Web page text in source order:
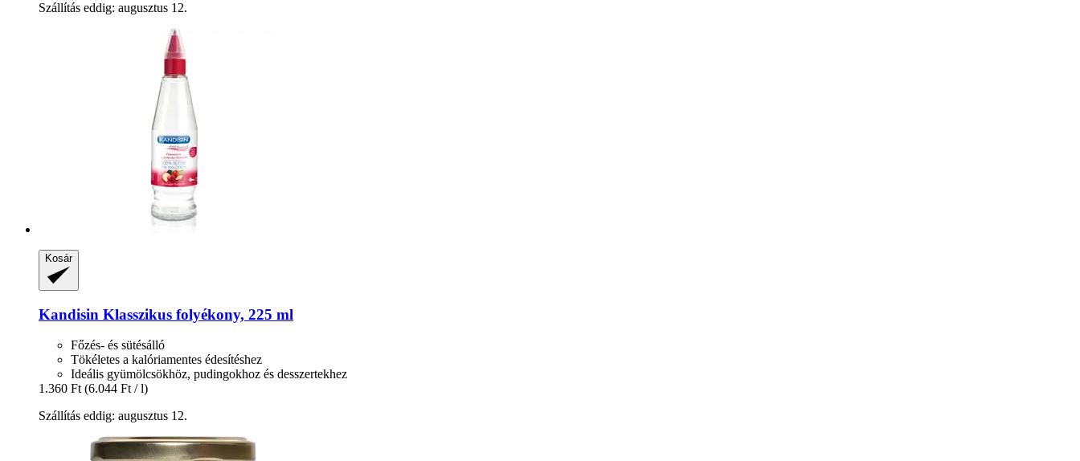
Szállítás eddig: augusztus 12.
Kosár
Kandisin Klasszikus folyékony, 225 ml
Főzés- és sütésálló
Tökéletes a kalóriamentes édesítéshez
Ideális gyümölcsökhöz, pudingokhoz és desszertekhez
1.360 Ft (6.044 Ft / l)
Szállítás eddig: augusztus 12.